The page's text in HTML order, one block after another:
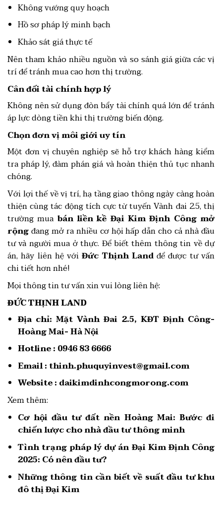
Không vướng quy hoạch
Hồ sơ pháp lý minh bạch
Khảo sát giá thực tế
Nên tham khảo nhiều nguồn và so sánh giá giữa các vị
trí để tránh mua cao hơn thị trường.
Cân đối tài chính hợp lý
Không nên sử dụng đòn bẩy tài chính quá lớn để tránh
áp lực dòng tiền khi thị trường biến động.
Chọn đơn vị môi giới uy tín
Một đơn vị chuyên nghiệp sẽ hỗ trợ khách hàng kiểm
tra pháp lý, đàm phán giá và hoàn thiện thủ tục nhanh
chóng.
Với lợi thế về vị trí, hạ tầng giao thông ngày càng hoàn
thiện cùng tác động tích cực từ tuyến Vành đai 2.5, thị
trường mua bán liền kề Đại Kim Định Công mở
rộngđang mở ra nhiều cơ hội hấp dẫn cho cả nhà đầu
tư và người mua ở thực. Để biết thêm thông tin về dự
án, hãy liên hệ vớiĐức Thịnh Landđể được tư vấn
chi tiết hơn nhé!
Mọi thông tin tư vấn xin vui lòng liên hệ:
ĐỨC THỊNH LAND
Địa chỉ:Mặt Vành Đai 2.5, KĐT Định Công-
Hoàng Mai- Hà Nội
Hotline : 0946 83 6666
Email : thinh.phuquyinvest@gmail.com
Website : daikimdinhcongmorong.com
Xem thêm:
Cơ hội đầu tư đất nền Hoàng Mai: Bước đi
chiến lược cho nhà đầu tư thông minh
Tình trạng pháp lý dự án Đại Kim Định Công
2025: Có nên đầu tư?
Những thông tin cần biết về suất đầu tư khu
đô thị Đại Kim